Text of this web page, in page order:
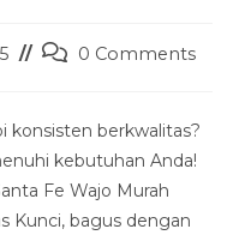
Post0 Comments
konsisten berkwalitas?
kebutuhan Anda!
Fe Wajo Murah
Kunci, bagus dengan